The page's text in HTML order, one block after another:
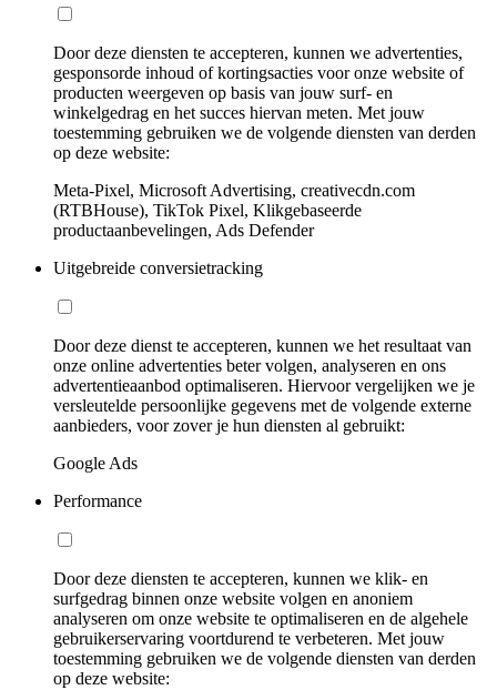
Door deze diensten te accepteren, kunnen we advertenties,
gesponsorde inhoud of kortingsacties voor onze website of
producten weergeven op basis van jouw surf- en
winkelgedrag en het succes hiervan meten. Met jouw
toestemming gebruiken we de volgende diensten van derden
op deze website:
Meta-Pixel, Microsoft Advertising, creativecdn.com
(RTBHouse), TikTok Pixel, Klikgebaseerde
productaanbevelingen, Ads Defender
Uitgebreide conversietracking
Door deze dienst te accepteren, kunnen we het resultaat van
onze online advertenties beter volgen, analyseren en ons
advertentieaanbod optimaliseren. Hiervoor vergelijken we je
versleutelde persoonlijke gegevens met de volgende externe
aanbieders, voor zover je hun diensten al gebruikt:
Google Ads
Performance
Door deze diensten te accepteren, kunnen we klik- en
surfgedrag binnen onze website volgen en anoniem
analyseren om onze website te optimaliseren en de algehele
gebruikerservaring voortdurend te verbeteren. Met jouw
toestemming gebruiken we de volgende diensten van derden
op deze website: